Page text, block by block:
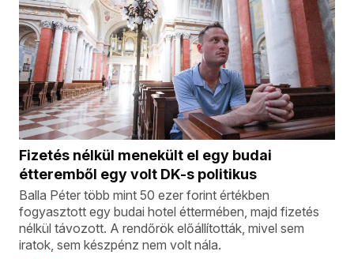
Fizetés nélkül menekült el egy budai
étteremből egy volt DK-s politikus
Balla Péter több mint 50 ezer forint értékben
fogyasztott egy budai hotel éttermében, majd fizetés
nélkül távozott. A rendőrök előállították, mivel sem
iratok, sem készpénz nem volt nála.